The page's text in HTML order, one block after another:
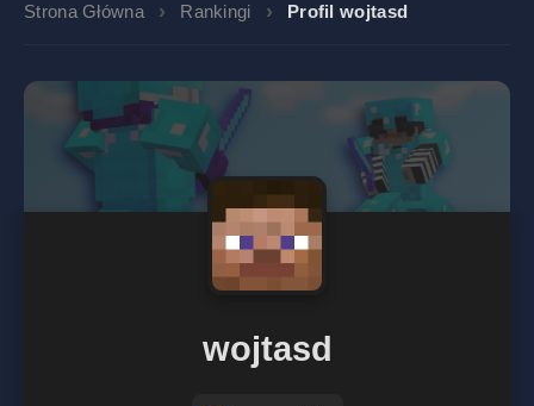
Strona Główna Rankingi Profil wojtasd
wojtasd